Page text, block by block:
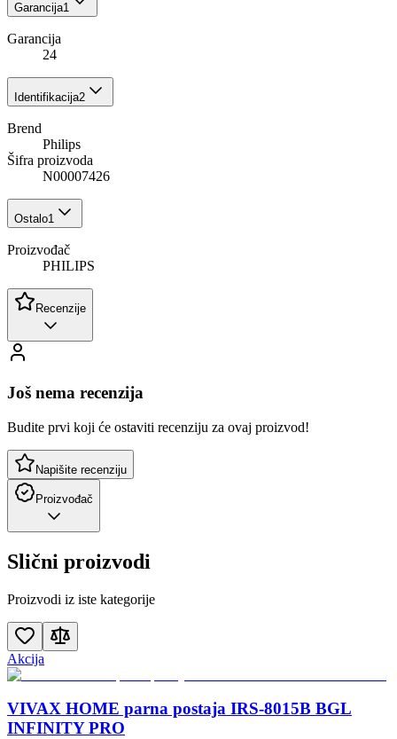
Garancija1
Garancija
24
Identifikacija2
Brend
Philips
Šifra proizvoda
N00007426
Ostalo1
Proizvođač
PHILIPS
Recenzije
Još nema recenzija
Budite prvi koji će ostaviti recenziju za ovaj proizvod!
Napišite recenziju
Proizvođač
Slični proizvodi
Proizvodi iz iste kategorije
Akcija
VIVAX HOME parna postaja IRS-8015B BGL
INFINITY PRO